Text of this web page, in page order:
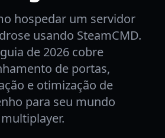
hospedar um servidor
usando SteamCMD.
de 2026 cobre
de portas,
e otimização de
para seu mundo
multiplayer.